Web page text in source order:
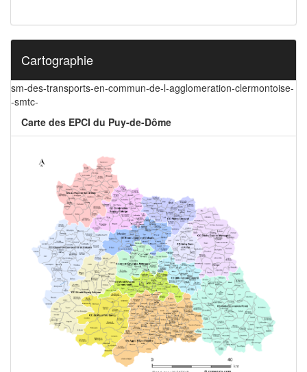
Cartographie
sm-des-transports-en-commun-de-l-agglomeration-clermontoise-
-smtc-
Carte des EPCI du Puy-de-Dôme